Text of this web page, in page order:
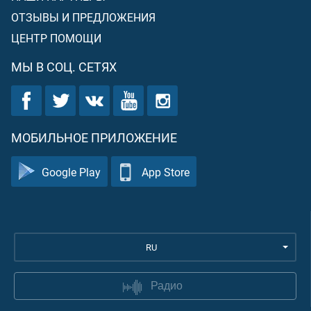
ОТЗЫВЫ И ПРЕДЛОЖЕНИЯ
ЦЕНТР ПОМОЩИ
МЫ В СОЦ. СЕТЯХ
МОБИЛЬНОЕ ПРИЛОЖЕНИЕ
Google Play App Store
RU
Радио